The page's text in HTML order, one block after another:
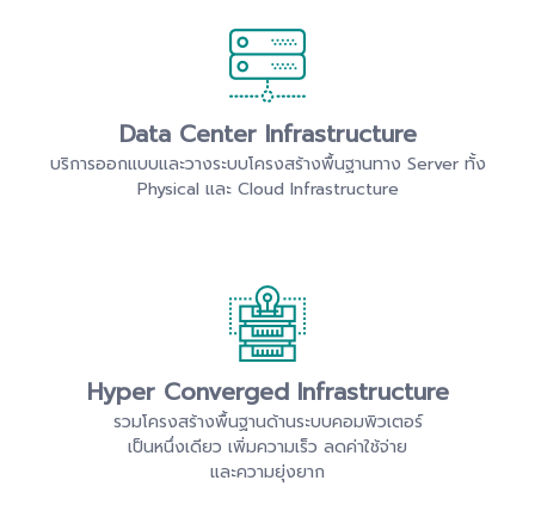
Data Center Infrastructure
บริการออกแบบและวางระบบโครงสร้างพื้นฐานทาง Server ทั้ง
Physical และ Cloud Infrastructure
Hyper Converged Infrastructure
รวมโครงสร้างพื้นฐานด้านระบบคอมพิวเตอร์
เป็นหนึ่งเดียว เพิ่มความเร็ว ลดค่าใช้จ่าย
และความยุ่งยาก